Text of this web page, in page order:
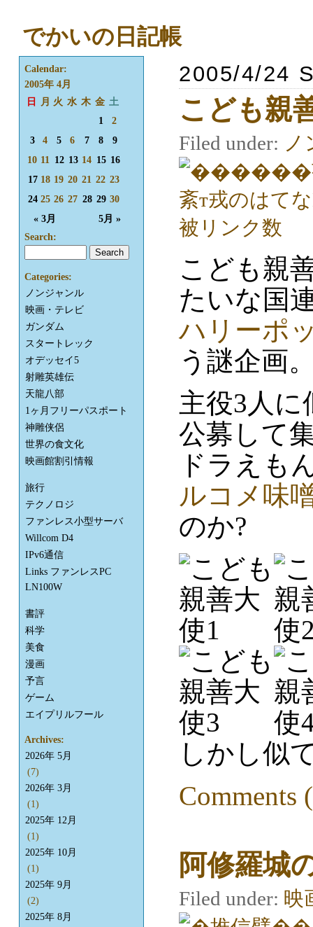
でかいの日記帳
2005/4/24
こども親
Filed under: ノ
こども親
たいな国
ハリーポ
う謎企画
主役3人
公募して
ドラえも
ルコメ味
のか?
しかし似
Comments
阿修羅城
Filed under: 映
Calendar:
2005年 4月
日
月 火 水 木 金 土
« 3月 5月 »
1
2
3
4 5 6 7 8
9
10 11 12 13 14 15 16
17 18 19 20 21 22 23
24 25 26 27 28 29 30
Search:
Categories:
ノンジャンル
映画・テレビ
ガンダム
スタートレック
オデッセイ5
射雕英雄伝
天龍八部
1ヶ月フリーパスポート
神雕侠侶
世界の食文化
映画館割引情報
旅行
テクノロジ
ファンレス小型サーバ
Willcom D4
IPv6通信
Links ファンレスPC
LN100W
書評
科学
美食
漫画
予言
ゲーム
エイプリルフール
Archives:
2026年 5月
(7)
2026年 3月
(1)
2025年 12月
(1)
2025年 10月
(1)
2025年 9月
(2)
2025年 8月